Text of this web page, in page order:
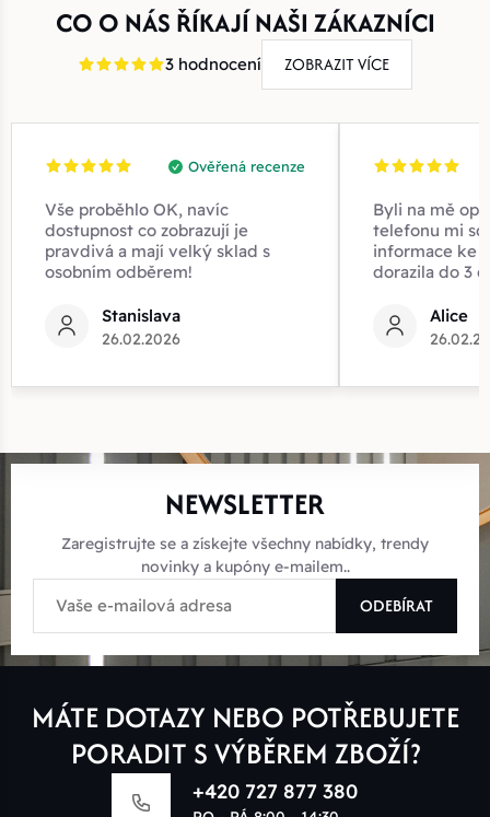
CO O NÁS ŘÍKAJÍ NAŠI ZÁKAZNÍCI
3 hodnocení ZOBRAZIT VÍCE
Ověřená recenze
Vše proběhlo OK, navíc
dostupnost co zobrazují je
pravdivá a mají velký sklad s
osobním odběrem!
Stanislava
26.02.2026
Byli na mě
telefonu mi
informace ke
dorazila do 3
Alice
NEWSLETTER
Zaregistrujte se a získejte všechny nabídky, trendy
novinky a kupóny e-mailem..
ODEBÍRAT
MÁTE DOTAZY NEBO POTŘEBUJETE
PORADIT S VÝBĚREM ZBOŽÍ?
+420 727 877 380